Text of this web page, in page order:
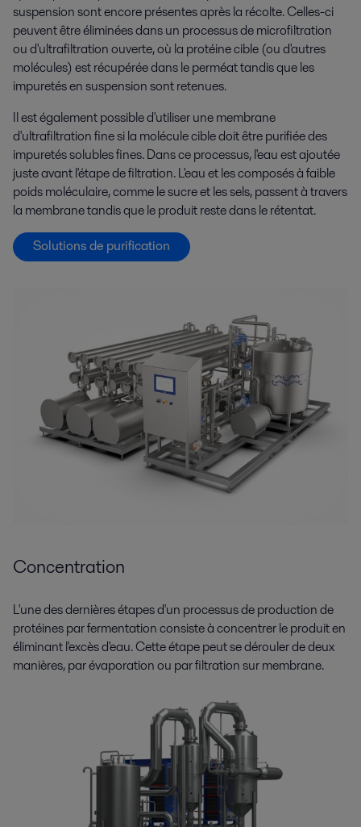
suspension sont encore présentes après la récolte. Celles-ci
peuvent être éliminées dans un processus de microfiltration
ou d'ultrafiltration ouverte, où la protéine cible (ou d'autres
molécules) est récupérée dans le perméat tandis que les
impuretés en suspension sont retenues.
Il est également possible d'utiliser une membrane
d'ultrafiltration fine si la molécule cible doit être purifiée des
impuretés solubles fines. Dans ce processus, l'eau est ajoutée
juste avant l'étape de filtration. L'eau et les composés à faible
poids moléculaire, comme le sucre et les sels, passent à travers
la membrane tandis que le produit reste dans le rétentat.
Solutions de purification
Concentration
L'une des dernières étapes d'un processus de production de
protéines par fermentation consiste à concentrer le produit en
éliminant l'excès d'eau. Cette étape peut se dérouler de deux
manières, par évaporation ou par filtration sur membrane.